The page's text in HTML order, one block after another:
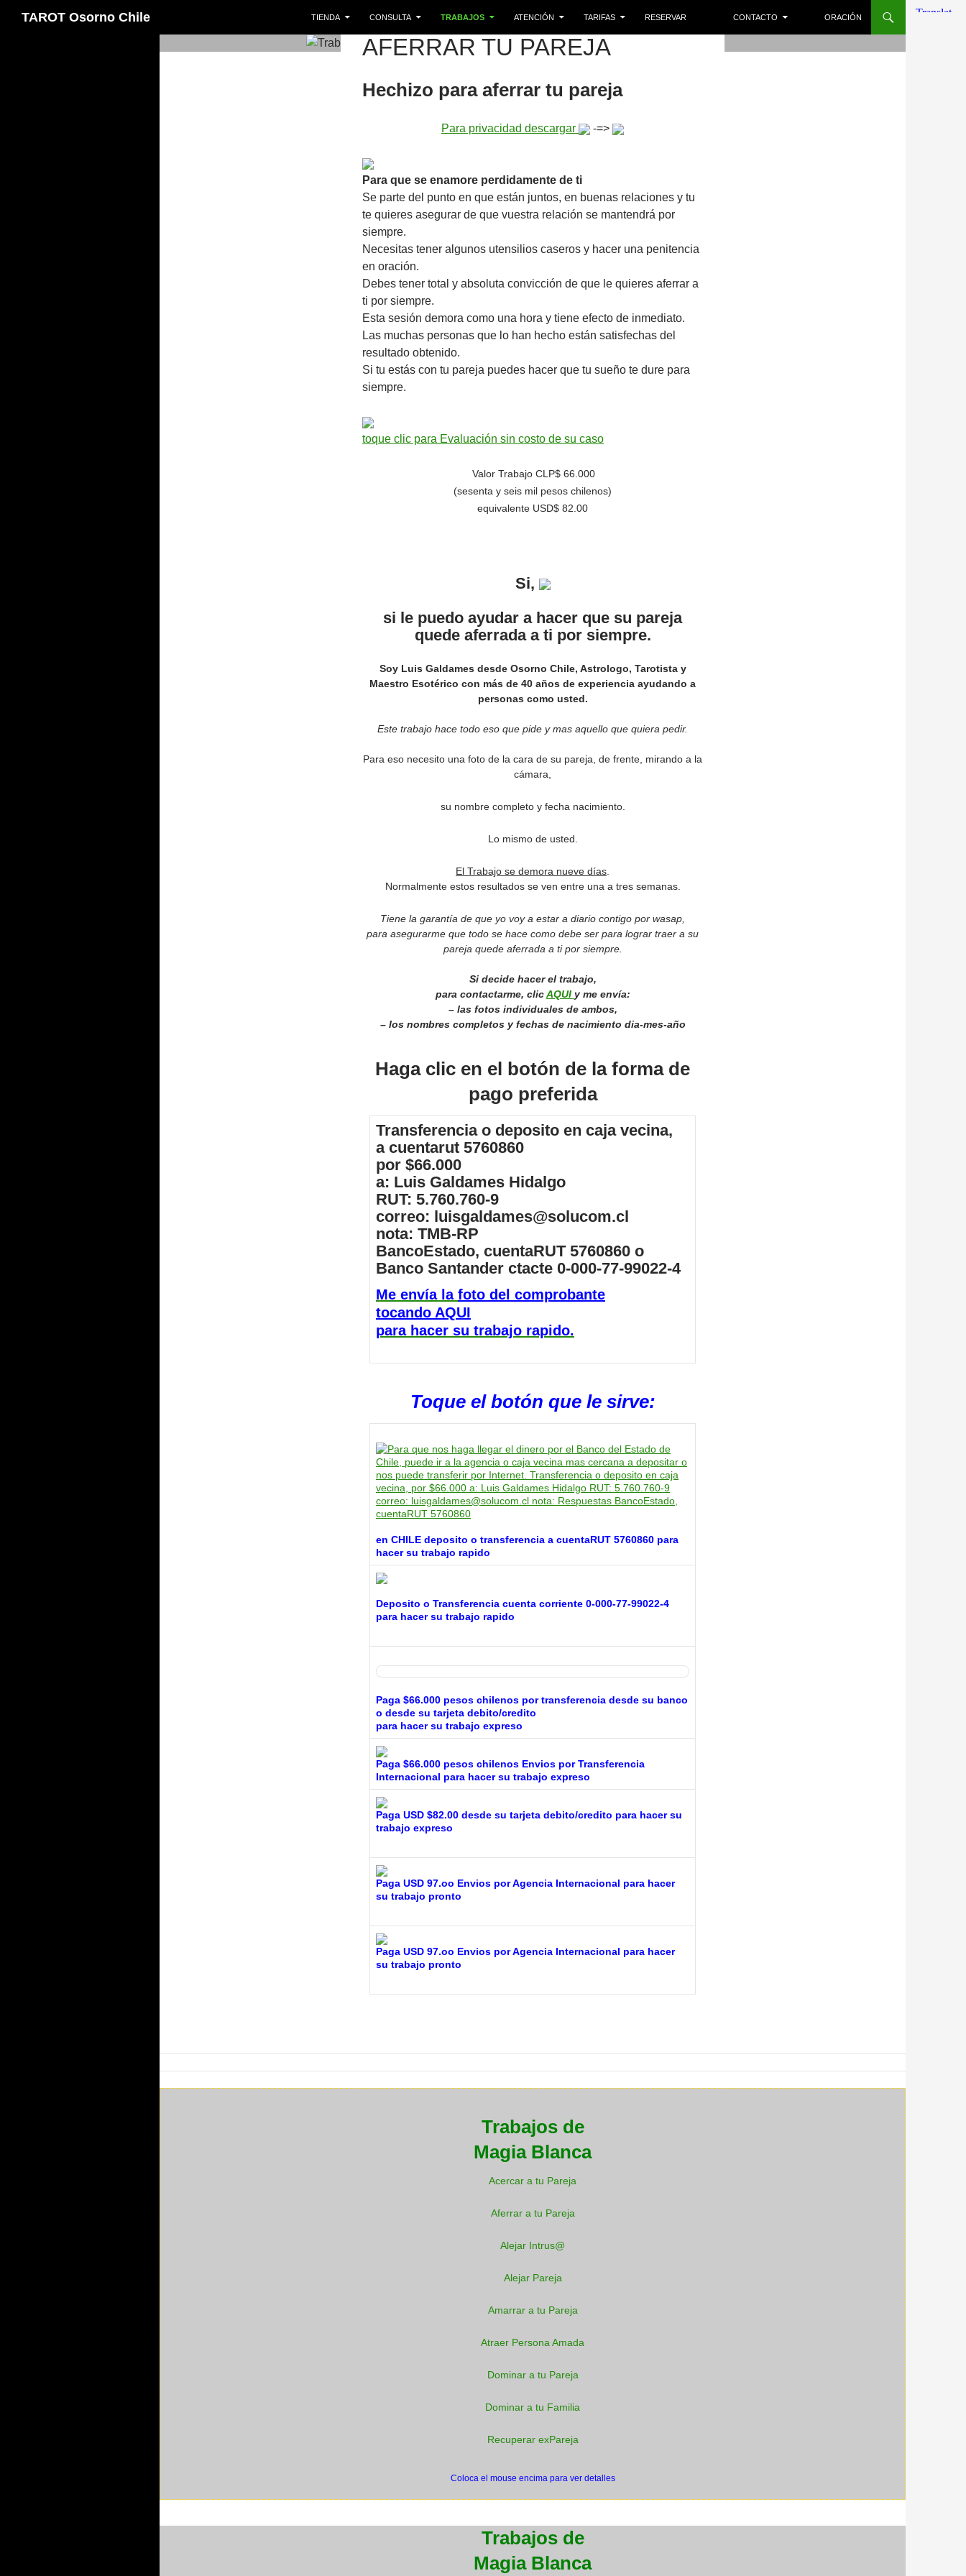
TAROT Osorno Chile
TIENDA
CONSULTA TRABAJOS ATENCIÓN TARIFAS RESERVAR CONTACTO ORACIÓN
AFERRAR TU PAREJA
Hechizo para aferrar tu pareja
Para privacidad descargar -=>
Para que se enamore perdidamente de ti
Se parte del punto en que están juntos, en buenas relaciones y tu
te quieres asegurar de que vuestra relación se mantendrá por
siempre.
Necesitas tener algunos utensilios caseros y hacer una penitencia
en oración.
Debes tener total y absoluta convicción de que le quieres aferrar a
ti por siempre.
Esta sesión demora como una hora y tiene efecto de inmediato.
Las muchas personas que lo han hecho están satisfechas del
resultado obtenido.
Si tu estás con tu pareja puedes hacer que tu sueño te dure para
siempre.
toque clic para Evaluación sin costo de su caso
Valor Trabajo CLP$ 66.000
(sesenta y seis mil pesos chilenos)
equivalente USD$ 82.00
Si,
si le puedo ayudar a hacer que su pareja
quede aferrada a ti por siempre.
Soy Luis Galdames desde Osorno Chile, Astrologo, Tarotista y
Maestro Esotérico con más de 40 años de experiencia ayudando a
personas como usted.
Este trabajo hace todo eso que pide y mas aquello que quiera pedir.
Para eso necesito una foto de la cara de su pareja, de frente, mirando a la
cámara,
su nombre completo y fecha nacimiento.
Lo mismo de usted.
El Trabajo se demora nueve días
Normalmente estos resultados se ven entre una a tres semanas.
Tiene la garantía de que yo voy a estar a diario contigo por wasap,
para asegurarme que todo se hace como debe ser para lograr traer a su
pareja quede aferrada a ti por siempre.
Si decide hacer el trabajo,
para contactarme, clicAQUI y me envía:
– las fotos individuales de ambos,
– los nombres completos y fechas de nacimiento dia-mes-año
Haga clic en el botón de la forma de
pago preferida
Transferencia o deposito en caja vecina,
a cuentarut 5760860
por $66.000
a: Luis Galdames Hidalgo
RUT: 5.760.760-9
correo: luisgaldames@solucom.cl
nota: TMB-RP
BancoEstado, cuentaRUT 5760860 o
Banco Santander ctacte 0-000-77-99022-4
Me envía la foto del comprobante
tocando AQUI
para hacer su trabajo rapido.
Toque el botón que le sirve:
en CHILE deposito o transferencia a cuentaRUT 5760860 para
hacer su trabajo rapido
Deposito o Transferencia cuenta corriente 0-000-77-99022-4
para hacer su trabajo rapido
Paga $66.000 pesos chilenos por transferencia desde su banco
o desde su tarjeta debito/credito
para hacer su trabajo expreso
Paga $66.000 pesos chilenos Envios por Transferencia
Internacional para hacer su trabajo expreso
Paga USD $82.00 desde su tarjeta debito/credito para hacer su
trabajo expreso
Paga USD 97.oo Envios por Agencia Internacional para hacer
su trabajo pronto
Paga USD 97.oo Envios por Agencia Internacional para hacer
su trabajo pronto
Trabajos de
Magia Blanca
Acercar a tu Pareja
Aferrar a tu Pareja
Alejar Intrus@
Alejar Pareja
Amarrar a tu Pareja
Atraer Persona Amada
Dominar a tu Pareja
Dominar a tu Familia
Recuperar exPareja
Coloca el mouse encima para ver detalles
Trabajos de
Magia Blanca